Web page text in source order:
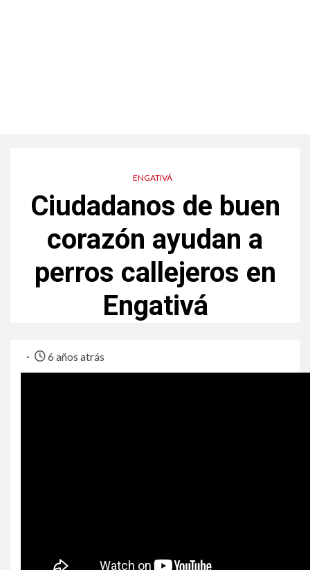
ENGATIVÁ
Ciudadanos de buen
corazón ayudan a
perros callejeros en
Engativá
6 años atrás